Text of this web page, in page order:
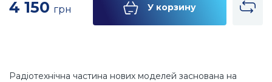
4 150 грн У корзину
Радіотехнічна частина нових моделей заснована на